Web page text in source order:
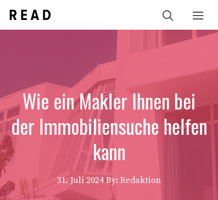
Inhalt
springen
Wie ein Makler Ihnen bei
der Immobiliensuche helfen
kann
31. Juli 2024 By: Redaktion